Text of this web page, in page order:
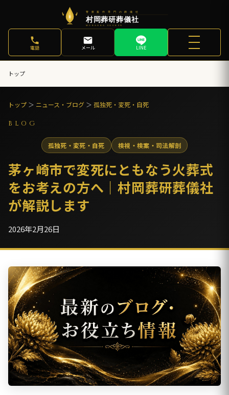
電話 メール LINE
トップ
トップ ＞ ニュース・ブログ ＞ 孤独死・変死・自死
BLOG
孤独死・変死・自死 検視・検案・司法解剖
茅ヶ崎市で変死にともなう火葬式
をお考えの方へ｜村岡葬研葬儀社
が解説します
2026年2月26日